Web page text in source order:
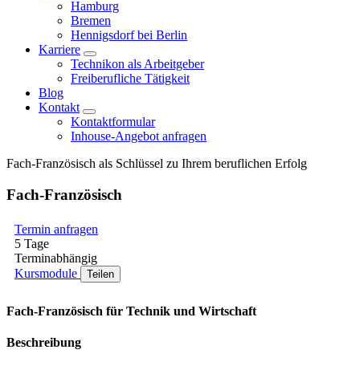
Hamburg
Bremen
Hennigsdorf bei Berlin
Karriere
Technikon als Arbeitgeber
Freiberufliche Tätigkeit
Blog
Kontakt
Kontaktformular
Inhouse-Angebot anfragen
Fach-Französisch als Schlüssel zu Ihrem beruflichen Erfolg
Fach-Französisch
Termin anfragen
5 Tage
Terminabhängig
Kursmodule
Teilen
Fach-Französisch für Technik und Wirtschaft
Beschreibung